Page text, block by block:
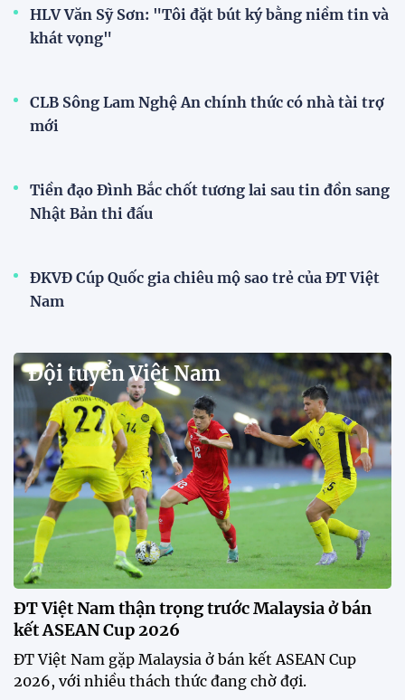
HLV Văn Sỹ Sơn: "Tôi đặt bút ký bằng niềm tin và
khát vọng"
CLB Sông Lam Nghệ An chính thức có nhà tài trợ
mới
Tiền đạo Đình Bắc chốt tương lai sau tin đồn sang
Nhật Bản thi đấu
ĐKVĐ Cúp Quốc gia chiêu mộ sao trẻ của ĐT Việt
Nam
Đội tuyển Việt Nam
ĐT Việt Nam thận trọng trước Malaysia ở bán
kết ASEAN Cup 2026
ĐT Việt Nam gặp Malaysia ở bán kết ASEAN Cup
2026, với nhiều thách thức đang chờ đợi.